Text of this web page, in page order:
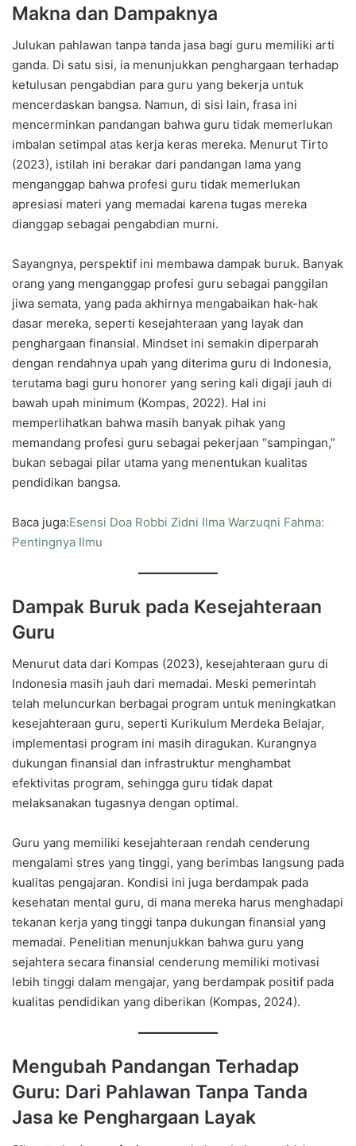
Makna dan Dampaknya
Julukan pahlawan tanpa tanda jasa bagi guru memiliki arti
ganda. Di satu sisi, ia menunjukkan penghargaan terhadap
ketulusan pengabdian para guru yang bekerja untuk
mencerdaskan bangsa. Namun, di sisi lain, frasa ini
mencerminkan pandangan bahwa guru tidak memerlukan
imbalan setimpal atas kerja keras mereka. Menurut Tirto
(2023), istilah ini berakar dari pandangan lama yang
menganggap bahwa profesi guru tidak memerlukan
apresiasi materi yang memadai karena tugas mereka
dianggap sebagai pengabdian murni.
Sayangnya, perspektif ini membawa dampak buruk. Banyak
orang yang menganggap profesi guru sebagai panggilan
jiwa semata, yang pada akhirnya mengabaikan hak-hak
dasar mereka, seperti kesejahteraan yang layak dan
penghargaan finansial. Mindset ini semakin diperparah
dengan rendahnya upah yang diterima guru di Indonesia,
terutama bagi guru honorer yang sering kali digaji jauh di
bawah upah minimum (Kompas, 2022). Hal ini
memperlihatkan bahwa masih banyak pihak yang
memandang profesi guru sebagai pekerjaan “sampingan,”
bukan sebagai pilar utama yang menentukan kualitas
pendidikan bangsa.
Baca juga:Esensi Doa Robbi Zidni Ilma Warzuqni Fahma:
Pentingnya Ilmu
Dampak Buruk pada Kesejahteraan
Guru
Menurut data dari Kompas (2023), kesejahteraan guru di
Indonesia masih jauh dari memadai. Meski pemerintah
telah meluncurkan berbagai program untuk meningkatkan
kesejahteraan guru, seperti Kurikulum Merdeka Belajar,
implementasi program ini masih diragukan. Kurangnya
dukungan finansial dan infrastruktur menghambat
efektivitas program, sehingga guru tidak dapat
melaksanakan tugasnya dengan optimal.
Guru yang memiliki kesejahteraan rendah cenderung
mengalami stres yang tinggi, yang berimbas langsung pada
kualitas pengajaran. Kondisi ini juga berdampak pada
kesehatan mental guru, di mana mereka harus menghadapi
tekanan kerja yang tinggi tanpa dukungan finansial yang
memadai. Penelitian menunjukkan bahwa guru yang
sejahtera secara finansial cenderung memiliki motivasi
lebih tinggi dalam mengajar, yang berdampak positif pada
kualitas pendidikan yang diberikan (Kompas, 2024).
Mengubah Pandangan Terhadap
Guru: Dari Pahlawan Tanpa Tanda
Jasa ke Penghargaan Layak